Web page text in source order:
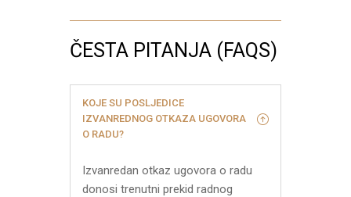
ČESTA PITANJA (FAQS)
KOJE SU POSLJEDICE
IZVANREDNOG OTKAZA UGOVORA
O RADU?
Izvanredan otkaz ugovora o radu
donosi trenutni prekid radnog